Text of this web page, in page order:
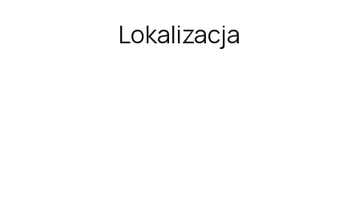
Lokalizacja